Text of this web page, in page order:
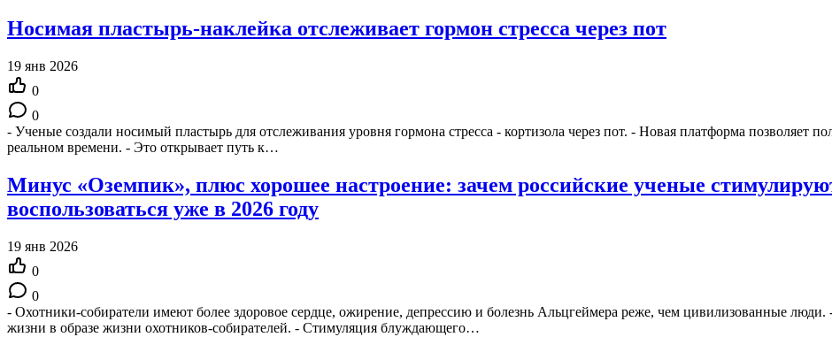
Носимая пластырь-наклейка отслеживает гормон стресса через пот
19 янв 2026
0
0
- Ученые создали носимый пластырь для отслеживания уровня гормона стресса - кортизола через пот. - Новая платформа позволяет
реальном времени. - Это открывает путь к…
Минус «Оземпик», плюс хорошее настроение: зачем российские ученые
воспользоваться уже в 2026 году
19 янв 2026
0
0
- Охотники-собиратели имеют более здоровое сердце, ожирение, депрессию и болезнь Альцгеймера реже, чем цивилизованные
жизни в образе жизни охотников-собирателей. - Стимуляция блуждающего…